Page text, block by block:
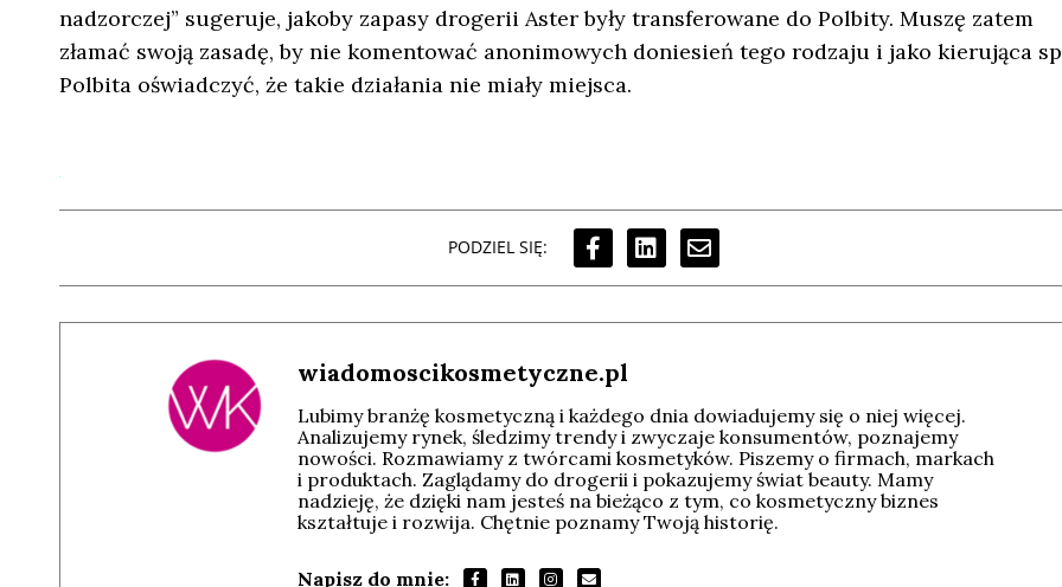
nadzorczej” sugeruje, jakoby zapasy drogerii Aster były transferowane do Polbity. Muszę zatem
złamać swoją zasadę, by nie komentować anonimowych doniesień tego rodzaju i jako kierująca
Polbita oświadczyć, że takie działania nie miały miejsca.
PODZIEL SIĘ:
wiadomoscikosmetyczne.pl
Lubimy branżę kosmetyczną i każdego dnia dowiadujemy się o niej więcej.
Analizujemy rynek, śledzimy trendy i zwyczaje konsumentów, poznajemy
nowości. Rozmawiamy z twórcami kosmetyków. Piszemy o firmach, markach
i produktach. Zaglądamy do drogerii i pokazujemy świat beauty. Mamy
nadzieję, że dzięki nam jesteś na bieżąco z tym, co kosmetyczny biznes
kształtuje i rozwija. Chętnie poznamy Twoją historię.
Napisz do mnie: